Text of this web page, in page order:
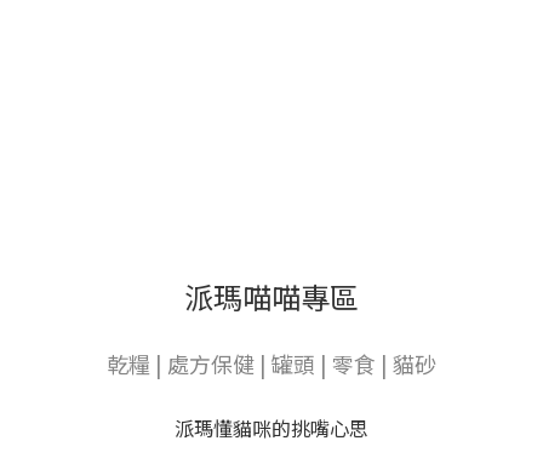
派瑪喵喵專區
乾糧 | 處方保健 | 罐頭 | 零食 | 貓砂
派瑪懂貓咪的挑嘴心思